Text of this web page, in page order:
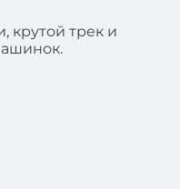
крутой трек и